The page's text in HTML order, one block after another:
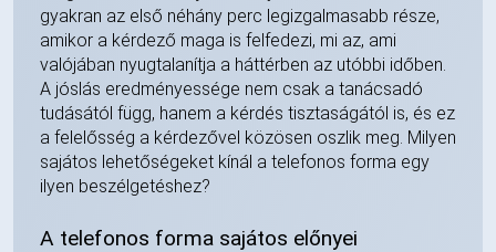
gyakran az első néhány perc legizgalmasabb része,
amikor a kérdező maga is felfedezi, mi az, ami
valójában nyugtalanítja a háttérben az utóbbi időben.
A jóslás eredményessége nem csak a tanácsadó
tudásától függ, hanem a kérdés tisztaságától is, és ez
a felelősség a kérdezővel közösen oszlik meg. Milyen
sajátos lehetőségeket kínál a telefonos forma egy
ilyen beszélgetéshez?
A telefonos forma sajátos előnyei